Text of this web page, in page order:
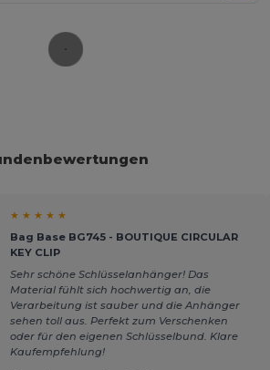
★ ★ ★ ★ ★
Bag Base BG745 - BOUTIQUE CIRCULAR
KEY CLIP
Sehr schöne Schlüsselanhänger! Das
Material fühlt sich hochwertig an, die
Verarbeitung ist sauber und die Anhänger
sehen toll aus. Perfekt zum Verschenken
oder für den eigenen Schlüsselbund. Klare
Kaufempfehlung!